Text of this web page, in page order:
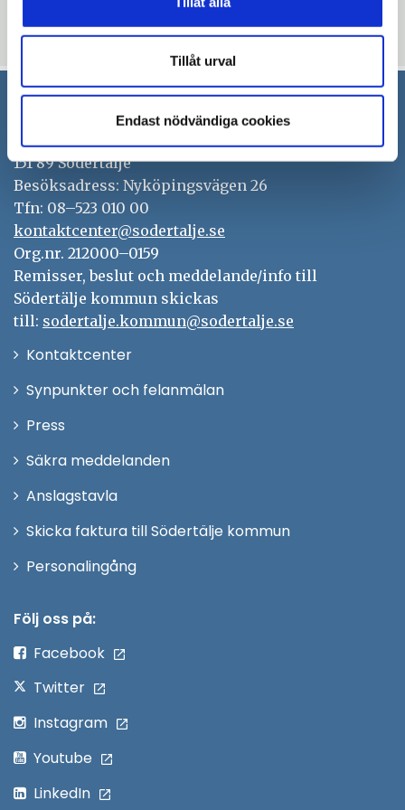
Tillåt urval
Endast nödvändiga cookies
Uppdaterad: 2023-05-16
Södertälje kommun
151 89 Södertälje
Besöksadress: Nyköpingsvägen 26
Tfn: 08–523 010 00
kontaktcenter@sodertalje.se
Org.nr. 212000–0159
Remisser, beslut och meddelande/info till
Södertälje kommun skickas
till: sodertalje.kommun@sodertalje.se
KontaktcenterÖppna
Synpunkter och felanmälan
Press
fönster
Säkra meddelanden
Anslagstavla
Skicka faktura till Södertälje kommun
PersonalingångÖppna
Följ oss på:
Facebook
Twitter
Instagram
Youtube
LinkedIn